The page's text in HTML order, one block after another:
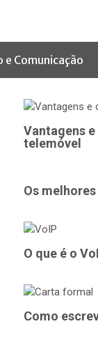
e Comunicação
Vantagens
telemóvel
Os
O que é o
Como